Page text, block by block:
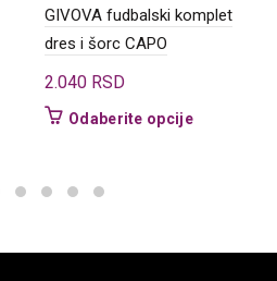
GIVOVA fudbalski komplet
dres i šorc CAPO
2.040 RSD
Odaberite opcijeOvaj